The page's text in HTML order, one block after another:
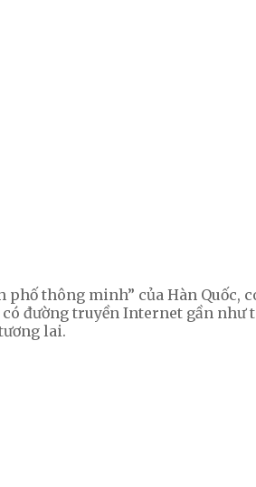
phố thông minh” của Hàn Quốc,
đường truyền Internet gần như
lai.